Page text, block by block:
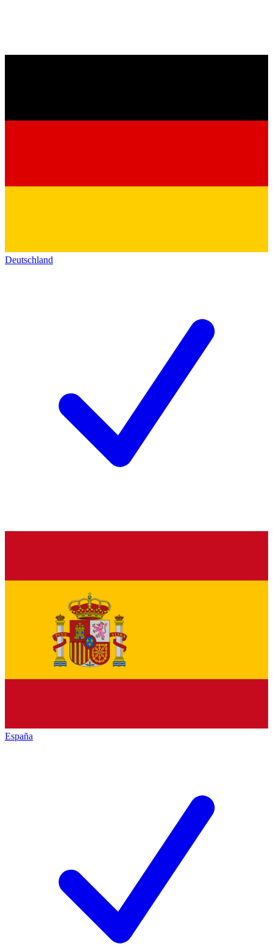
Deutschland
España